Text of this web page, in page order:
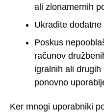
ali zlonamernih
Ukradite
Poskus
računov
igralnih ali
ponovno
Ker mnogi uporabniki